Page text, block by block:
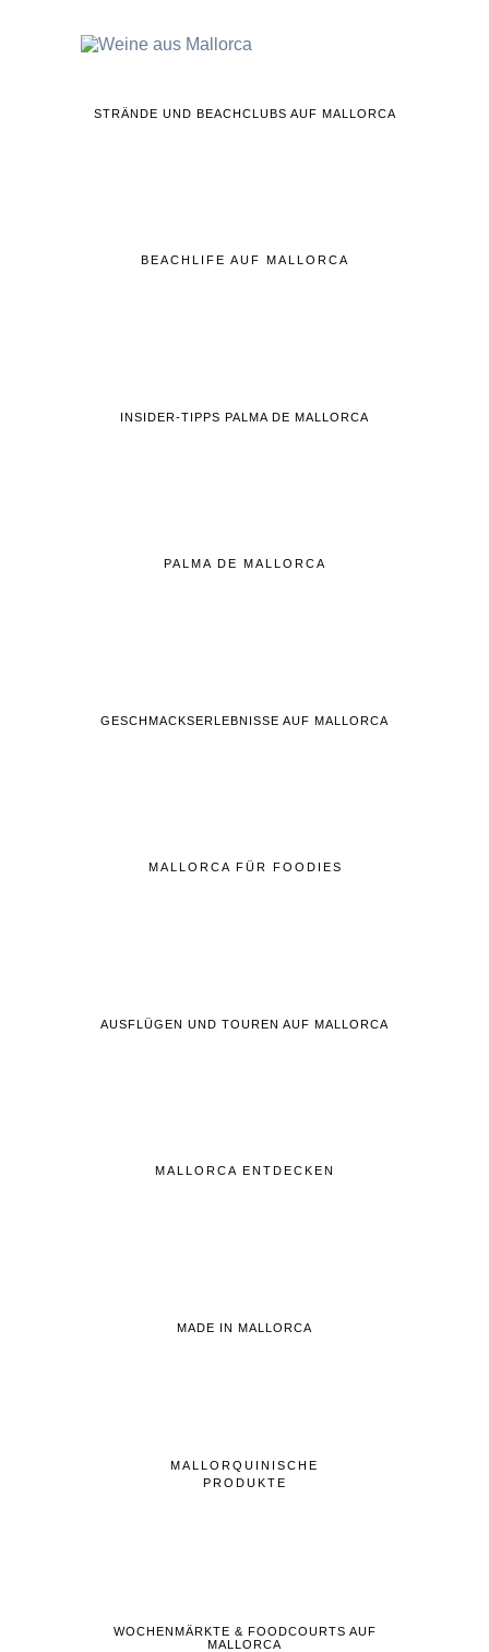
STRÄNDE UND BEACHCLUBS AUF MALLORCA
BEACHLIFE AUF MALLORCA
INSIDER-TIPPS PALMA DE MALLORCA
PALMA DE MALLORCA
GESCHMACKSERLEBNISSE AUF MALLORCA
MALLORCA FÜR FOODIES
AUSFLÜGEN UND TOUREN AUF MALLORCA
MALLORCA ENTDECKEN
MADE IN MALLORCA
MALLORQUINISCHE
PRODUKTE
WOCHENMÄRKTE & FOODCOURTS AUF
MALLORCA